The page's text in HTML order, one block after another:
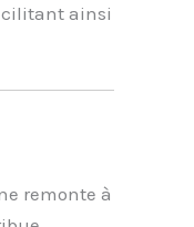
ainsi
remonte à